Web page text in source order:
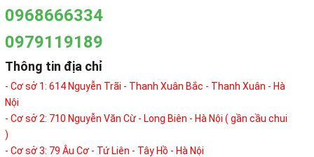
0968666334
0979119189
Thông tin địa chỉ
- Cơ sở 1: 614 Nguyễn Trãi - Thanh Xuân Bắc - Thanh Xuân - Hà
Nội
- Cơ sở 2: 710 Nguyễn Văn Cừ - Long Biên - Hà Nội ( gần cầu chui
)
- Cơ sở 3: 79 Âu Cơ - Tứ Liên - Tây Hồ - Hà Nội